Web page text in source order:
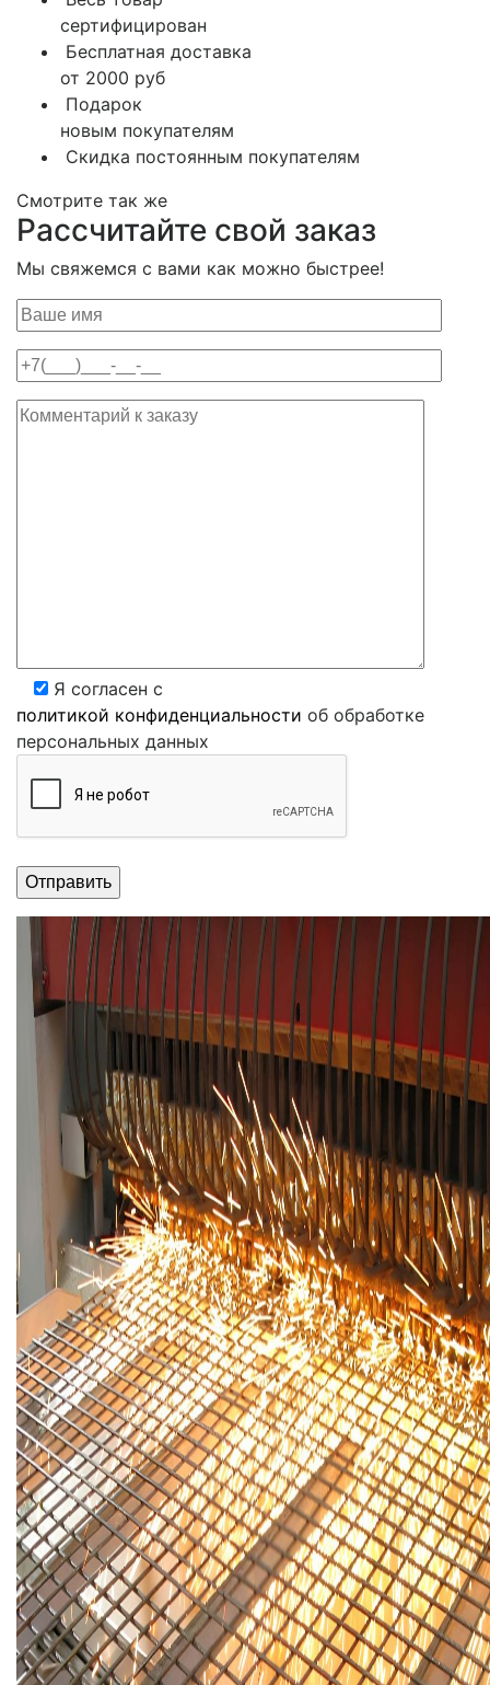
сертифицирован
Бесплатная доставка
от 2000 руб
Подарок
новым покупателям
Скидка постоянным покупателям
Смотрите так же
Рассчитайте свой заказ
Мы свяжемся с вами как можно быстрее!
Я согласен с
политикой конфиденциальности об обработке
персональных данных